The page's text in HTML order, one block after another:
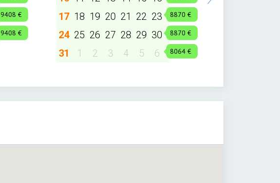
17 18 19 20 21 22 23
24 25 26 27 28 29 30
31
1 2 3 4 5 6